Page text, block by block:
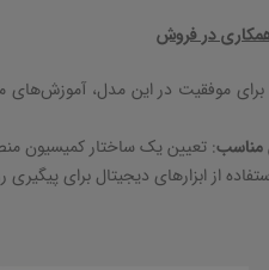
در فروش
برای موفقیت در این مدل، آموزش‌های
مناسب: تعیین یک ساختار کمیسیون
از ابزارهای دیجیتال برای